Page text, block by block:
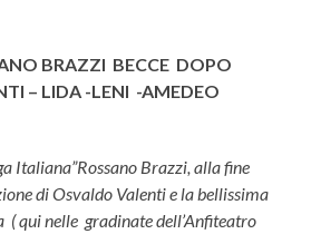
BRAZZI BECCE DOPO
– LIDA -LENI -AMEDEO
Italiana”Rossano Brazzi, alla fine
di Osvaldo Valenti e la bellissima
( qui nelle gradinate dell’Anfiteatro